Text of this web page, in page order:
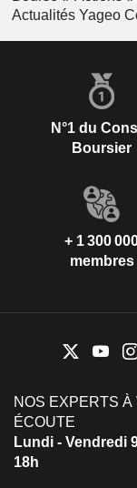
Actualités Yageo
N°1 du
Boursier
+ 1 300
membres
NOS EXPERTS À
ÉCOUTE
Lundi - Vendredi
18h